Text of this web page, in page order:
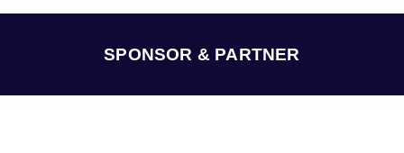
SPONSOR & PARTNER